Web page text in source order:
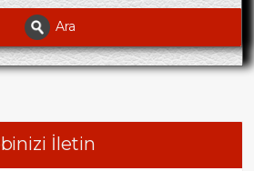
Ara
İletin